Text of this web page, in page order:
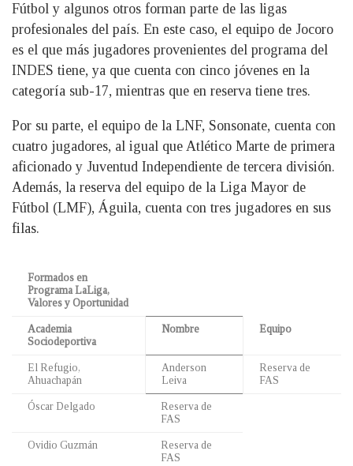
Fútbol y algunos otros forman parte de las ligas
profesionales del país. En este caso, el equipo de Jocoro
es el que más jugadores provenientes del programa del
INDES tiene, ya que cuenta con cinco jóvenes en la
categoría sub-17, mientras que en reserva tiene tres.
Por su parte, el equipo de la LNF, Sonsonate, cuenta con
cuatro jugadores, al igual que Atlético Marte de primera
aficionado y Juventud Independiente de tercera división.
Además, la reserva del equipo de la Liga Mayor de
Fútbol (LMF), Águila, cuenta con tres jugadores en sus
filas.
Formados en
Programa LaLiga,
Valores y Oportunidad
Academia
Sociodeportiva
Nombre Equipo
El Refugio,
Ahuachapán
Anderson
Leiva
Reserva de
FAS
Óscar Delgado
Reserva de
FAS
Ovidio Guzmán
Reserva de
FAS